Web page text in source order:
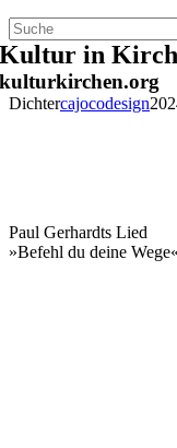
Zum
Inhalt
springen
Kultur in
kulturkirchen.org
Dichtercajocodesign
Paul Gerhardts Lied
»Befehl du deine